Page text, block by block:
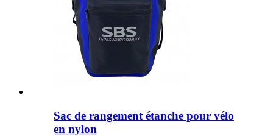
Sac de rangement étanche pour vélo
en nylon